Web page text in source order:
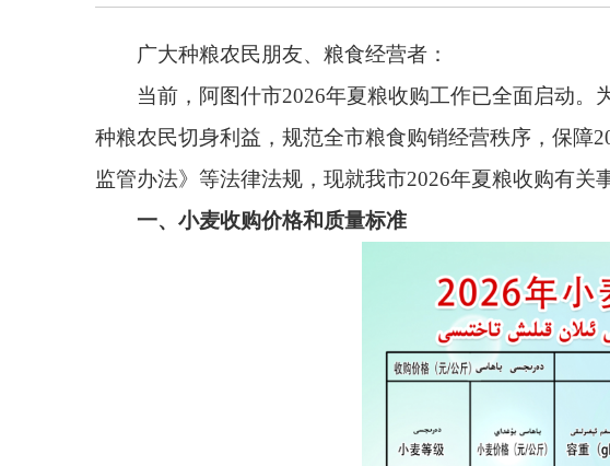
监管办法》等法律法规，现就我市2026年夏粮收购有关事项公告如下：
一、小麦收购价格和质量标准